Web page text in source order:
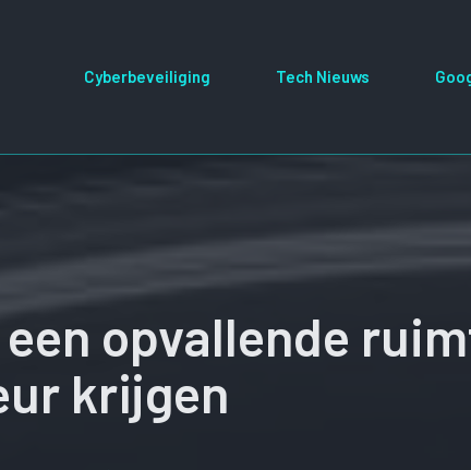
Cyberbeveiliging Tech Nieuws
opvallende
krijgen